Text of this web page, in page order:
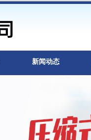
新闻动态